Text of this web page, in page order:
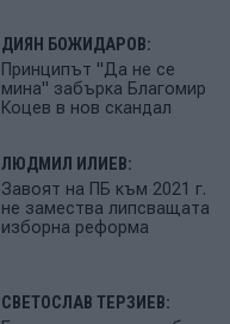
ДИЯН БОЖИДАРОВ:
Принципът "Да не се
мина" забърка Благомир
Коцев в нов скандал
ЛЮДМИЛ ИЛИЕВ:
Завоят на ПБ към 2021 г.
не замества липсващата
изборна реформа
СВЕТОСЛАВ ТЕРЗИЕВ: